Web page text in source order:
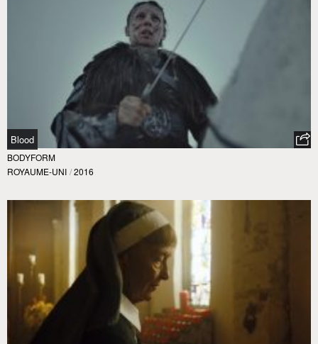
Blood
BODYFORM
ROYAUME-UNI / 2016